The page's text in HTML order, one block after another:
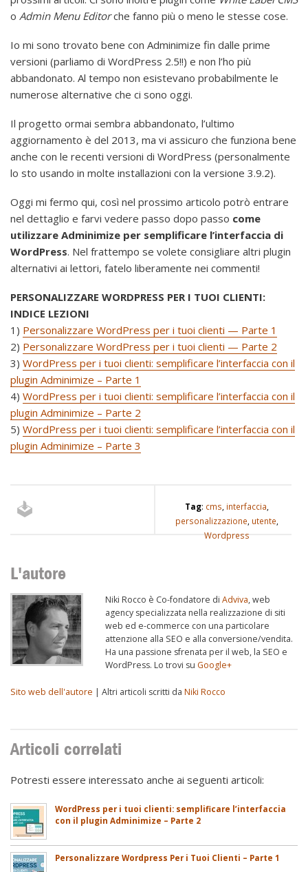
o Admin Menu Editorche fanno più o meno le stesse cose.
Io mi sono trovato bene con Adminimize fin dalle prime
versioni (parliamo di WordPress 2.5!!) e non l’ho più
abbandonato. Al tempo non esistevano probabilmente le
numerose alternative che ci sono oggi.
Il progetto ormai sembra abbandonato, l’ultimo
aggiornamento è del 2013, ma vi assicuro che funziona bene
anche con le recenti versioni di WordPress (personalmente
lo sto usando in molte installazioni con la versione 3.9.2).
Oggi mi fermo qui, così nel prossimo articolo potrò entrare
nel dettaglio e farvi vedere passo dopo passo come
utilizzare Adminimize per semplificare l’interfaccia di
WordPress. Nel frattempo se volete consigliare altri plugin
alternativi ai lettori, fatelo liberamente nei commenti!
PERSONALIZZARE WORDPRESS PER I TUOI CLIENTI:
INDICE LEZIONI
1) Personalizzare WordPress per i tuoi clienti — Parte 1
2) Personalizzare WordPress per i tuoi clienti — Parte 2
3) WordPress per i tuoi clienti: semplificare l’interfaccia con il
plugin Adminimize – Parte 1
4) WordPress per i tuoi clienti: semplificare l’interfaccia con il
plugin Adminimize – Parte 2
5) WordPress per i tuoi clienti: semplificare l’interfaccia con il
plugin Adminimize – Parte 3
Tag: cms interfaccia
personalizzazione utente
Wordpress
L'autore
Niki Rocco è Co-fondatore di Adviva, web
agency specializzata nella realizzazione di siti
web ed e-commerce con una particolare
attenzione alla SEO e alla conversione/vendita.
Ha una passione sfrenata per il web, la SEO e
WordPress. Lo trovi su Google+
Sito web dell'autore | Altri articoli scritti da Niki Rocco
Articoli correlati
Potresti essere interessato anche ai seguenti articoli:
WordPress per i tuoi clienti: semplificare l’interfaccia
con il plugin Adminimize – Parte 2
Personalizzare Wordpress Per i Tuoi Clienti – Parte 1